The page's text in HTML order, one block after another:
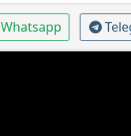
Whatsapp